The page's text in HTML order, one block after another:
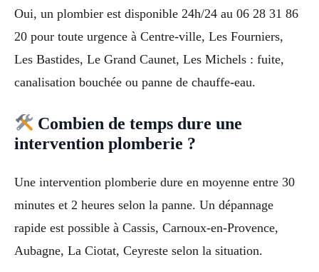
Oui, un plombier est disponible 24h/24 au 06 28 31 86
20 pour toute urgence à Centre-ville, Les Fourniers,
Les Bastides, Le Grand Caunet, Les Michels : fuite,
canalisation bouchée ou panne de chauffe-eau.
Combien de temps dure une
intervention plomberie ?
Une intervention plomberie dure en moyenne entre 30
minutes et 2 heures selon la panne. Un dépannage
rapide est possible à Cassis, Carnoux-en-Provence,
Aubagne, La Ciotat, Ceyreste selon la situation.